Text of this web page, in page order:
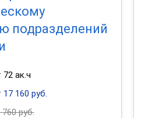
подразделений
72 ак.ч
17 160 руб.
760 руб.